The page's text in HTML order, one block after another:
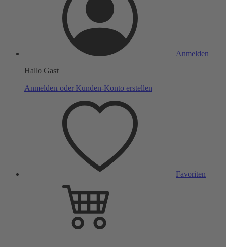
Anmelden
Hallo Gast
Anmelden oder Kunden-Konto erstellen
Favoriten